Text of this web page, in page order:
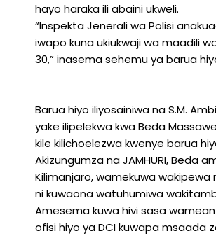
hayo haraka ili abaini ukweli.
“Inspekta Jenerali wa Polisi
iwapo kuna ukiukwaji wa maadili
30,” inasema sehemu ya barua
Barua hiyo iliyosainiwa na S.M.
yake ilipelekwa kwa Beda
kile kilichoelezwa kwenye barua
Akizungumza na JAMHURI, Beda
Kilimanjaro, wamekuwa
ni kuwaona watuhumiwa
Amesema kuwa hivi sasa
ofisi hiyo ya DCI kuwapa msaada